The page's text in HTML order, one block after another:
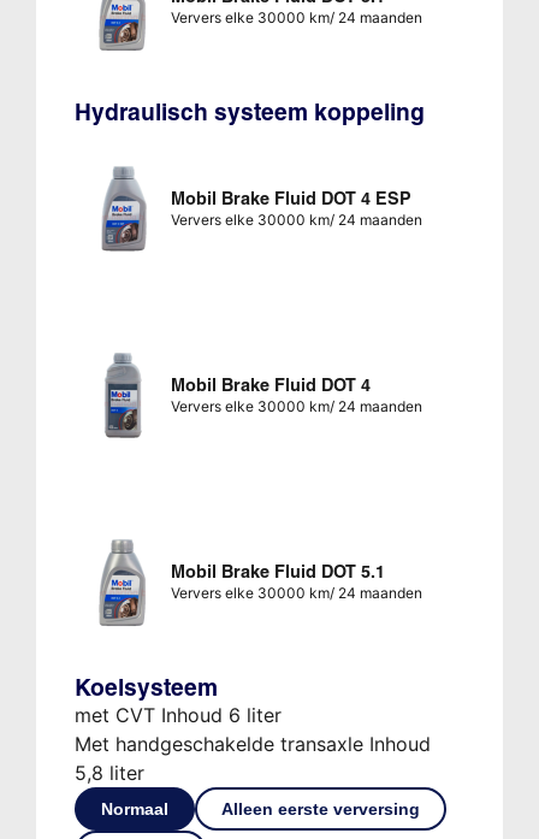
Ververs elke 30000 km/ 24 maanden
Hydraulisch systeem koppeling
Mobil Brake Fluid DOT 4 ESP
Ververs elke 30000 km/ 24 maanden
Mobil Brake Fluid DOT 4
Ververs elke 30000 km/ 24 maanden
Mobil Brake Fluid DOT 5.1
Ververs elke 30000 km/ 24 maanden
Koelsysteem
met CVT Inhoud 6 liter
Met handgeschakelde transaxle Inhoud
5,8 liter
Normaal Alleen eerste verversing